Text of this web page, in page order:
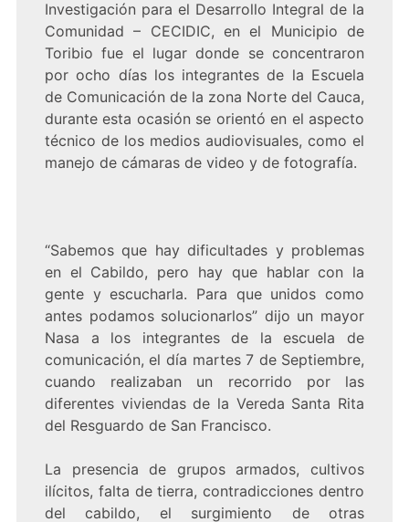
Investigación para el Desarrollo Integral de la
Comunidad – CECIDIC, en el Municipio de
Toribio fue el lugar donde se concentraron
por ocho días los integrantes de la Escuela
de Comunicación de la zona Norte del Cauca,
durante esta ocasión se orientó en el aspecto
técnico de los medios audiovisuales, como el
manejo de cámaras de video y de fotografía.
“Sabemos que hay dificultades y problemas
en el Cabildo, pero hay que hablar con la
gente y escucharla. Para que unidos como
antes podamos solucionarlos” dijo un mayor
Nasa a los integrantes de la escuela de
comunicación, el día martes 7 de Septiembre,
cuando realizaban un recorrido por las
diferentes viviendas de la Vereda Santa Rita
del Resguardo de San Francisco.
La presencia de grupos armados, cultivos
ilícitos, falta de tierra, contradicciones dentro
del cabildo, el surgimiento de otras